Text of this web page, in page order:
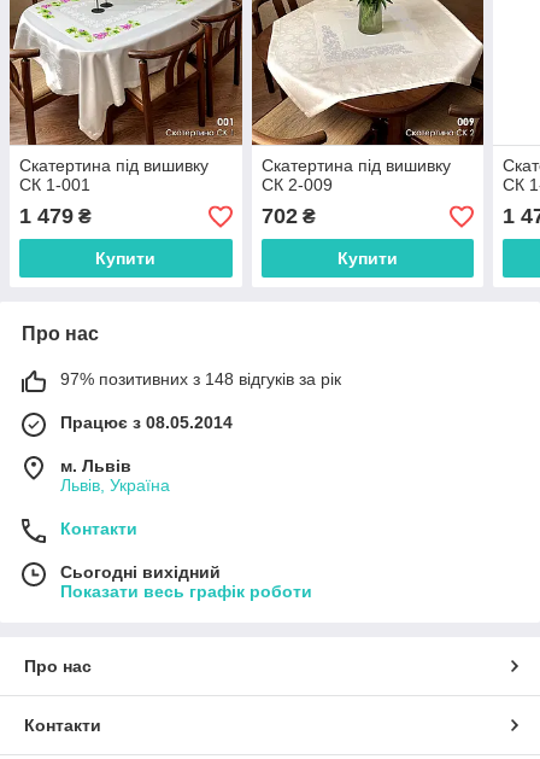
Скатертина під вишивку
СК 1-001
1 479 ₴
Купити
Скатертина під вишивку
СК 2-009
702₴
Купити
СК
1
Про нас
97% позитивних з 148 відгуків за рік
Працює з 08.05.2014
м. Львів
Львів, Україна
Контакти
Сьогодні вихідний
Показати весь графік роботи
Про нас
Контакти